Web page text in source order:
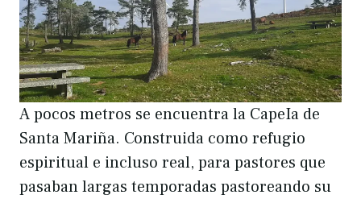
A pocos metros se encuentra la CapeIa de
Santa Mariña. Construida como refugio
espiritual e incluso real, para pastores que
pasaban largas temporadas pastoreando su